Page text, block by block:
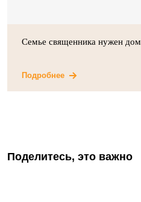
Семье священника нужен дом
Подробнее
Поделитесь, это важно